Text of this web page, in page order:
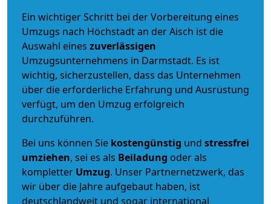
Ein wichtiger Schritt bei der Vorbereitung eines
Umzugs nach Höchstadt an der Aisch ist die
Auswahl eines zuverlässigen
Umzugsunternehmens in Darmstadt. Es ist
wichtig, sicherzustellen, dass das Unternehmen
über die erforderliche Erfahrung und Ausrüstung
verfügt, um den Umzug erfolgreich
durchzuführen.
Bei uns können Sie kostengünstig und stressfrei
umziehen, sei es als Beiladung oder als
kompletter Umzug. Unser Partnernetzwerk, das
wir über die Jahre aufgebaut haben, ist
deutschlandweit und sogar international